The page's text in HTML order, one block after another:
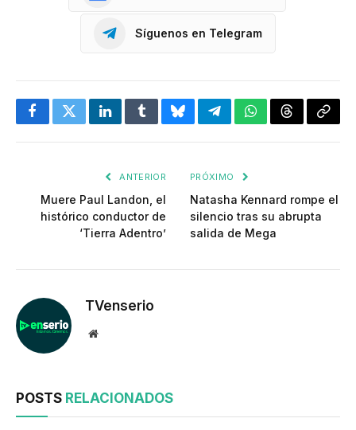
Síguenos en Telegram
FacebookTwitterLinkedInTumblrBlueskyTelegramWhatsApp
Threads
ANTERIOR
Muere Paul Landon, el
histórico conductor de
‘Tierra Adentro’
PRÓXIMO
Natasha Kennard rompe el
silencio tras su abrupta
salida de Mega
TVenserio
Website
POSTS RELACIONADOS